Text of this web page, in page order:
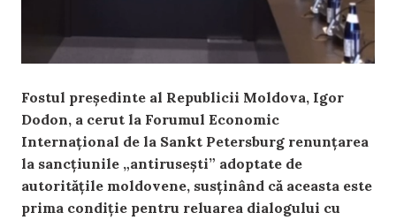
Fostul președinte al Republicii Moldova, Igor
Dodon, a cerut la Forumul Economic
Internațional de la Sankt Petersburg renunțarea
la sancțiunile „antirusești” adoptate de
autoritățile moldovene, susținând că aceasta este
prima condiție pentru reluarea dialogului cu